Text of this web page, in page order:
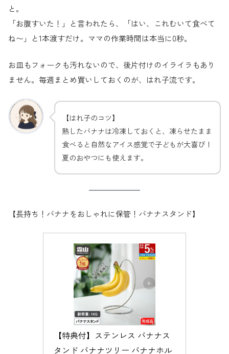
と。
「お腹すいた！」と言われたら、「はい、これむいて食べて
ね〜」と1本渡すだけ。ママの作業時間は本当に0秒。
お皿もフォークも汚れないので、後片付けのイライラもあり
ません。毎週まとめ買いしておくのが、はれ子流です。
【はれ子のコツ】
熟したバナナは冷凍しておくと、凍らせたまま
食べると自然なアイス感覚で子どもが大喜び！
夏のおやつにも使えます。
【長持ち！バナナをおしゃれに保管！バナナスタンド】
【特典付】ステンレス バナナス
タンド バナナツリー バナナホル